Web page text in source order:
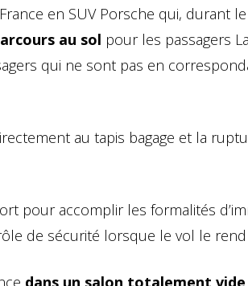
en SUV Porsche qui, durant
au sol pour les passagers
qui ne sont pas en
au tapis bagage et la
pour accomplir les formalités
de sécurité lorsque le vol le rend
dans un salon totalement vide